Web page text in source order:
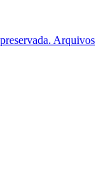
Arquivos